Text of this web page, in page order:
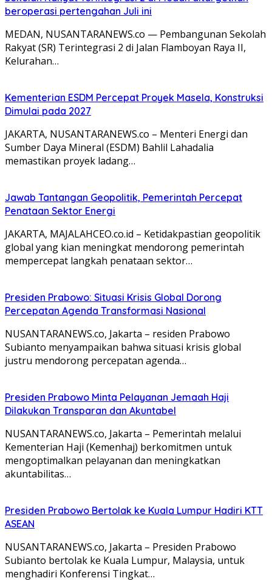
beroperasi pertengahan Juli ini
MEDAN, NUSANTARANEWS.co — Pembangunan Sekolah
Rakyat (SR) Terintegrasi 2 di Jalan Flamboyan Raya II,
Kelurahan…
Kementerian ESDM Percepat Proyek Masela, Konstruksi
Dimulai pada 2027
JAKARTA, NUSANTARANEWS.co – Menteri Energi dan
Sumber Daya Mineral (ESDM) Bahlil Lahadalia
memastikan proyek ladang…
Jawab Tantangan Geopolitik, Pemerintah Percepat
Penataan Sektor Energi
JAKARTA, MAJALAHCEO.co.id – Ketidakpastian geopolitik
global yang kian meningkat mendorong pemerintah
mempercepat langkah penataan sektor…
Presiden Prabowo: Situasi Krisis Global Dorong
Percepatan Agenda Transformasi Nasional
NUSANTARANEWS.co, Jakarta – residen Prabowo
Subianto menyampaikan bahwa situasi krisis global
justru mendorong percepatan agenda…
Presiden Prabowo Minta Pelayanan Jemaah Haji
Dilakukan Transparan dan Akuntabel
NUSANTARANEWS.co, Jakarta – Pemerintah melalui
Kementerian Haji (Kemenhaj) berkomitmen untuk
mengoptimalkan pelayanan dan meningkatkan
akuntabilitas…
Presiden Prabowo Bertolak ke Kuala Lumpur Hadiri KTT
ASEAN
NUSANTARANEWS.co, Jakarta – Presiden Prabowo
Subianto bertolak ke Kuala Lumpur, Malaysia, untuk
menghadiri Konferensi Tingkat…